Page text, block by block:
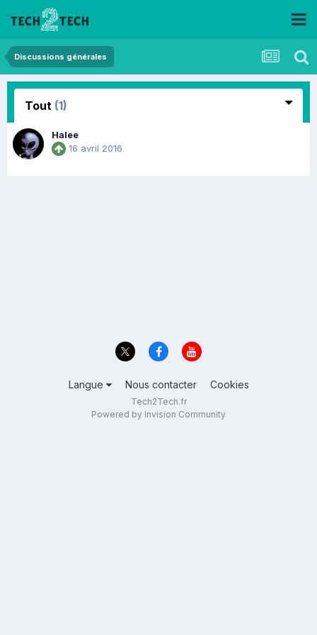
Discussions générales
Tout (1)
Halee
16 avril 2016
Langue Nous contacter Cookies
Tech2Tech.fr
Powered by Invision Community